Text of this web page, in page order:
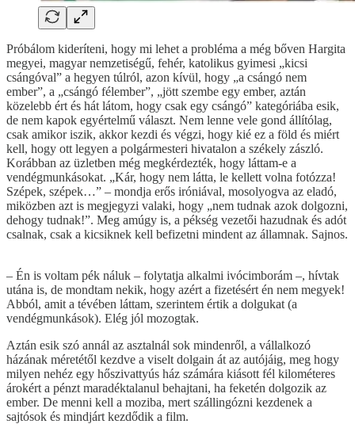
Próbálom kideríteni, hogy mi lehet a probléma a még bőven Hargita
megyei, magyar nemzetiségű, fehér, katolikus gyimesi „kicsi
csángóval” a hegyen túlról, azon kívül, hogy „a csángó nem
ember”, a „csángó félember”, „jött szembe egy ember, aztán
közelebb ért és hát látom, hogy csak egy csángó” kategóriába esik,
de nem kapok egyértelmű választ. Nem lenne vele gond állítólag,
csak amikor iszik, akkor kezdi és végzi, hogy kié ez a föld és miért
kell, hogy ott legyen a polgármesteri hivatalon a székely zászló.
Korábban az üzletben még megkérdezték, hogy láttam-e a
vendégmunkásokat. „Kár, hogy nem látta, le kellett volna fotózza!
Szépek, szépek…” – mondja erős iróniával, mosolyogva az eladó,
miközben azt is megjegyzi valaki, hogy „nem tudnak azok dolgozni,
dehogy tudnak!”. Meg amúgy is, a pékség vezetői hazudnak és adót
csalnak, csak a kicsiknek kell befizetni mindent az államnak. Sajnos.
– Én is voltam pék náluk – folytatja alkalmi ivócimborám –, hívtak
utána is, de mondtam nekik, hogy azért a fizetésért én nem megyek!
Abból, amit a tévében láttam, szerintem értik a dolgukat (a
vendégmunkások). Elég jól mozogtak.
Aztán esik szó annál az asztalnál sok mindenről, a vállalkozó
házának méretétől kezdve a viselt dolgain át az autójáig, meg hogy
milyen nehéz egy hőszivattyús ház számára kiásott fél kilométeres
árokért a pénzt maradéktalanul behajtani, ha feketén dolgozik az
ember. De menni kell a moziba, mert szállingózni kezdenek a
sajtósok és mindjárt kezdődik a film.